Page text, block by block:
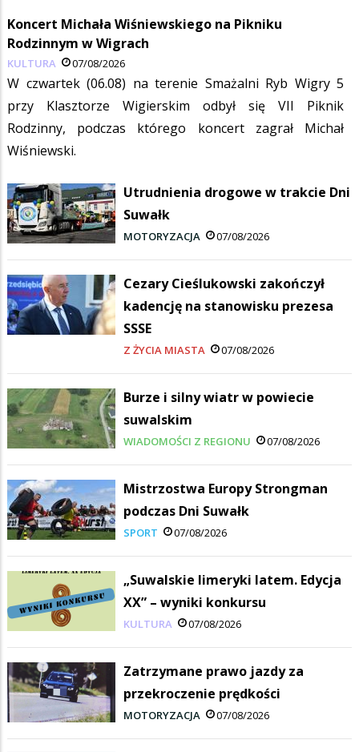
Koncert Michała Wiśniewskiego na Pikniku
Rodzinnym w Wigrach
KULTURA 07/08/2026
W czwartek (06.08) na terenie Smażalni Ryb Wigry 5
przy Klasztorze Wigierskim odbył się VII Piknik
Rodzinny, podczas którego koncert zagrał Michał
Wiśniewski.
Utrudnienia drogowe w trakcie Dni
Suwałk
MOTORYZACJA 07/08/2026
Cezary Cieślukowski zakończył
kadencję na stanowisku prezesa
SSSE
Z ŻYCIA MIASTA 07/08/2026
Burze i silny wiatr w powiecie
suwalskim
WIADOMOŚCI Z REGIONU 07/08/2026
Mistrzostwa Europy Strongman
podczas Dni Suwałk
SPORT 07/08/2026
„Suwalskie limeryki latem. Edycja
XX” – wyniki konkursu
KULTURA 07/08/2026
Zatrzymane prawo jazdy za
przekroczenie prędkości
MOTORYZACJA 07/08/2026